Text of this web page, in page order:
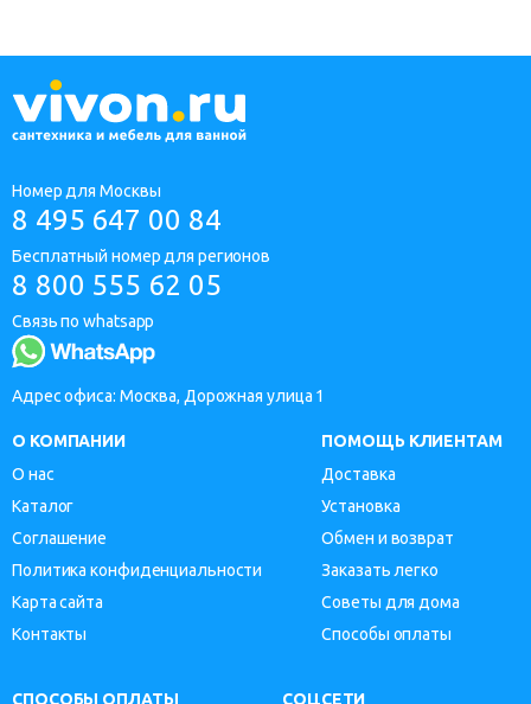
Номер для Москвы
8 495 647 00 84
Бесплатный номер для регионов
8 800 555 62 05
Связь по whatsapp
Адрес офиса: Москва, Дорожная улица 1
О КОМПАНИИ
О нас
Каталог
Соглашение
Политика конфиденциальности
Карта сайта
Контакты
ПОМОЩЬ КЛИЕНТАМ
Доставка
Установка
Обмен и возврат
Заказать легко
Советы для дома
Способы оплаты
СПОСОБЫ ОПЛАТЫ СОЦСЕТИ